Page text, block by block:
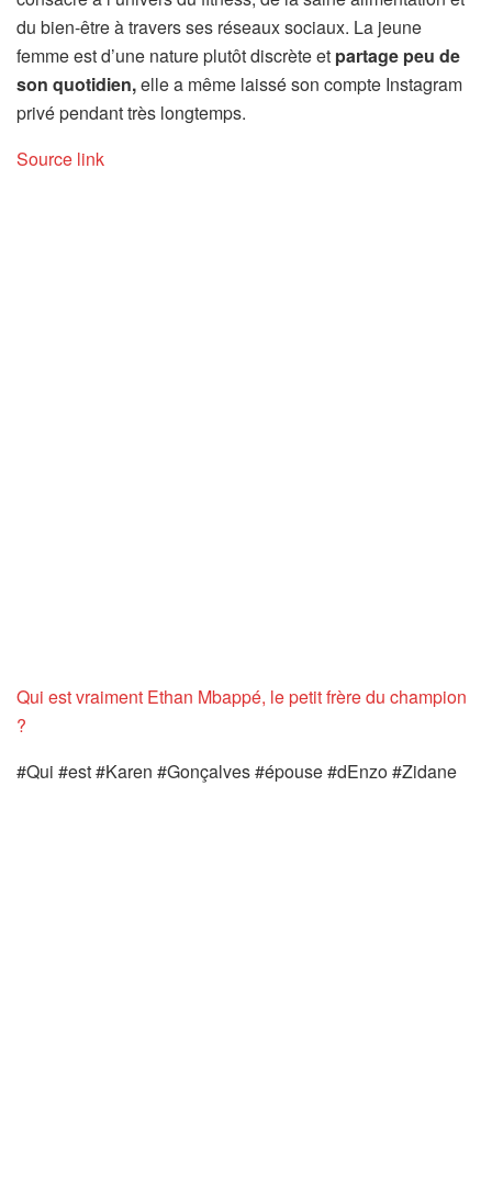
du bien-être à travers ses réseaux sociaux. La jeune
femme est d’une nature plutôt discrète et partage peu de
son quotidien,elle a même laissé son compte Instagram
privé pendant très longtemps.
Source link
Qui est vraiment Ethan Mbappé, le petit frère du champion
?
#Qui #est #Karen #Gonçalves #épouse #dEnzo #Zidane